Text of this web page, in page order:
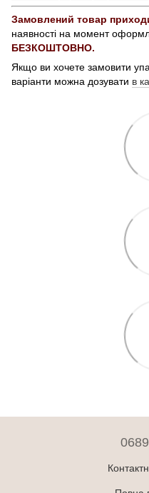
Замовлений товар
наявності на момент
БЕЗКОШТОВНО.
Якщо ви хочете замовити
варіанти можна дозувати в